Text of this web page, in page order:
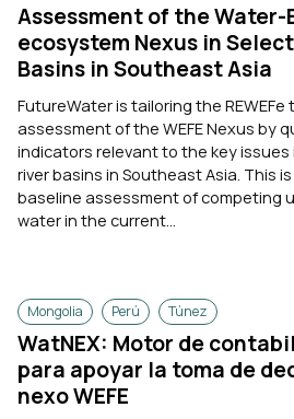
Assessment of the Water-
ecosystem Nexus in
Basins in Southeast Asia
FutureWater is tailoring the
assessment of the WEFE Nexus by
indicators relevant to the key
river basins in Southeast Asia. This
baseline assessment of competing
water in the current...
Mongolia Perú Túnez
WatNEX: Motor de
para apoyar la toma de
nexo WEFE